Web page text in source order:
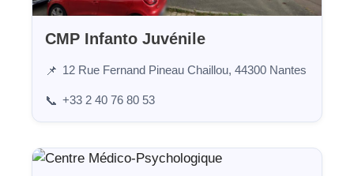
CMP Infanto Juvénile
📌 12 Rue Fernand Pineau Chaillou, 44300 Nantes
📞 +33 2 40 76 80 53